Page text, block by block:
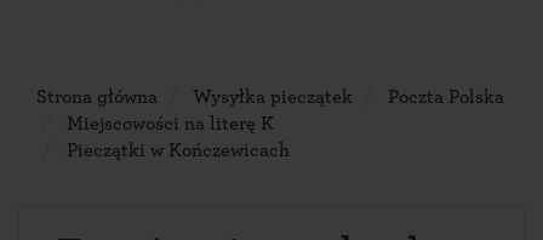
Strona główna Wysyłka pieczątek
Poczta Polska
Miejscowości na literę K
Pieczątki w Kończewicach